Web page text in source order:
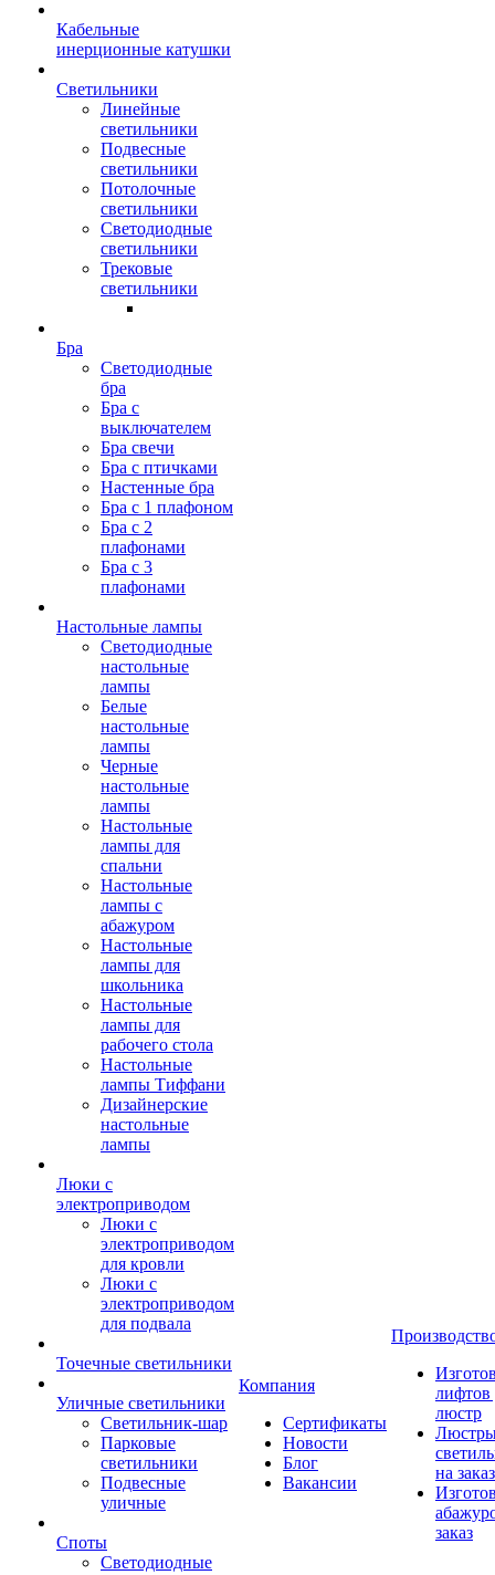
Кабельные
инерционные катушки
Светильники
Линейные
светильники
Подвесные
светильники
Потолочные
светильники
Светодиодные
светильники
Трековые
светильники
Бра
Светодиодные
бра
Бра с
выключателем
Бра свечи
Бра с птичками
Настенные бра
Бра с 1 плафоном
Бра с 2
плафонами
Бра с 3
плафонами
Настольные лампы
Светодиодные
настольные
лампы
Белые
настольные
лампы
Черные
настольные
лампы
Настольные
лампы для
спальни
Настольные
лампы с
абажуром
Настольные
лампы для
школьника
Настольные
лампы для
рабочего стола
Настольные
лампы Тиффани
Дизайнерские
настольные
лампы
Люки с
электроприводом
Люки с
электроприводом
для кровли
Люки с
электроприводом
для подвала
Точечные светильники
Уличные светильники
Светильник-шар
Парковые
светильники
Подвесные
уличные
Споты
Светодиодные
Компания
Сертификаты
Новости
Блог
Вакансии
лифтов
люстр
на заказ
заказ